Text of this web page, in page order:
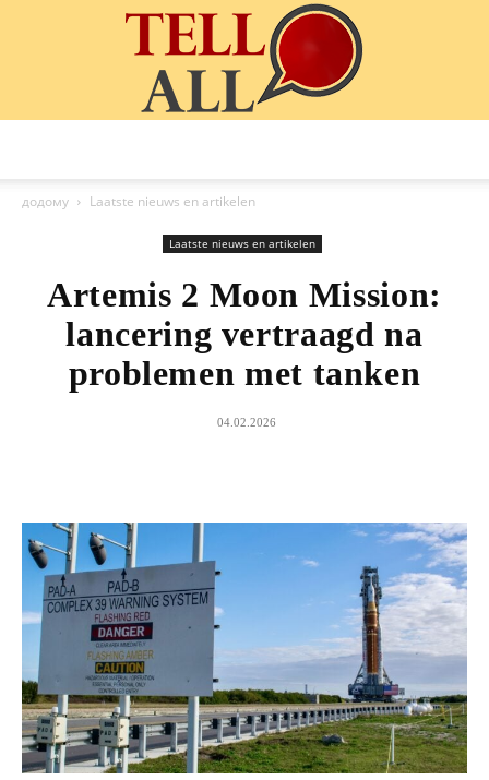
додому
Laatste nieuws en artikelen
Laatste nieuws en artikelen
Artemis 2 Moon Mission:
lancering vertraagd na
problemen met tanken
04.02.2026